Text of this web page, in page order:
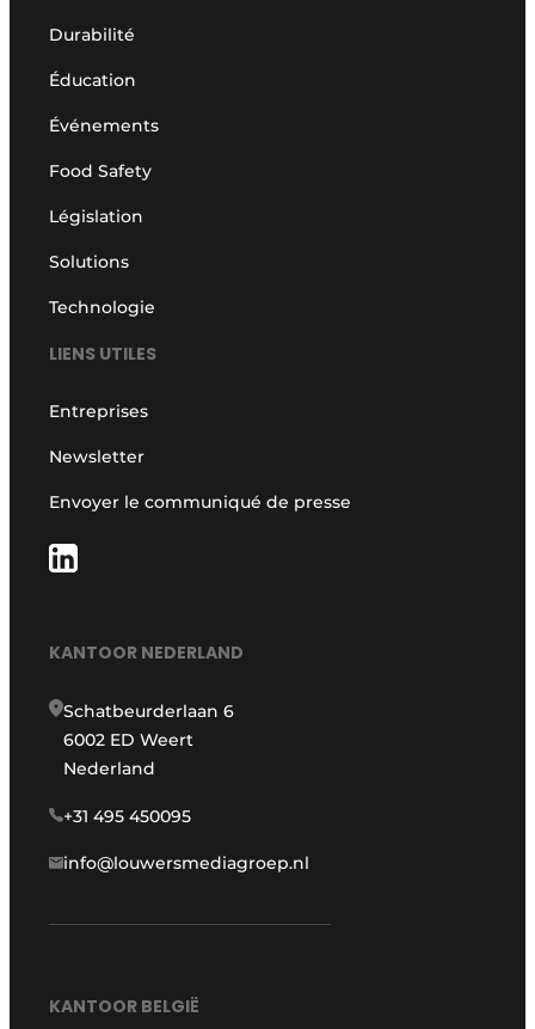
Durabilité
Éducation
Événements
Food Safety
Législation
Solutions
Technologie
LIENS UTILES
Entreprises
Newsletter
Envoyer le communiqué de presse
KANTOOR NEDERLAND
Schatbeurderlaan 6
6002 ED Weert
Nederland
+31 495 450095
info@louwersmediagroep.nl
KANTOOR BELGIË